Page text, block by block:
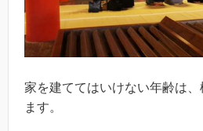
家を建ててはいけない年齢は
ます。